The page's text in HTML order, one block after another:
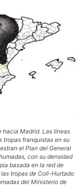
hacia Madrid. Las líneas
tropas franquistas en su
el Plan del General
con su densidad
basada en la red de
tropas de Coll-Hurtado
del Ministerio de